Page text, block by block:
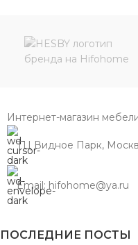
Интернет-магазин
ТЦ Видное Парк,
Email: hifohome@ya.ru
ПОСЛЕДНИЕ ПОСТЫ